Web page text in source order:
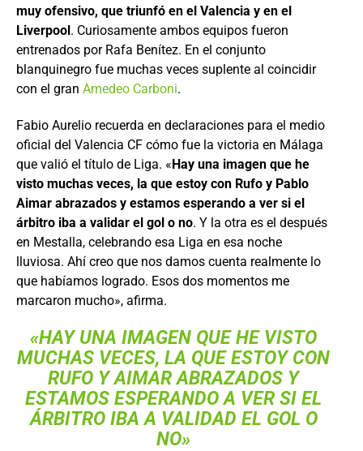
muy ofensivo, que triunfó en el Valencia y en el
Liverpool. Curiosamente ambos equipos fueron
entrenados por Rafa Benítez. En el conjunto
blanquinegro fue muchas veces suplente al coincidir
con el gran Amedeo Carboni.
Fabio Aurelio recuerda en declaraciones para el medio
oficial del Valencia CF cómo fue la victoria en Málaga
que valió el título de Liga. «Hay una imagen que he
visto muchas veces, la que estoy con Rufo y Pablo
Aimar abrazados y estamos esperando a ver si el
árbitro iba a validar el gol o no. Y la otra es el después
en Mestalla, celebrando esa Liga en esa noche
lluviosa. Ahí creo que nos damos cuenta realmente lo
que habíamos logrado. Esos dos momentos me
marcaron mucho», afirma.
«HAY UNA IMAGEN QUE HE VISTO
MUCHAS VECES, LA QUE ESTOY CON
RUFO Y AIMAR ABRAZADOS Y
ESTAMOS ESPERANDO A VER SI EL
ÁRBITRO IBA A VALIDAD EL GOL O
NO»